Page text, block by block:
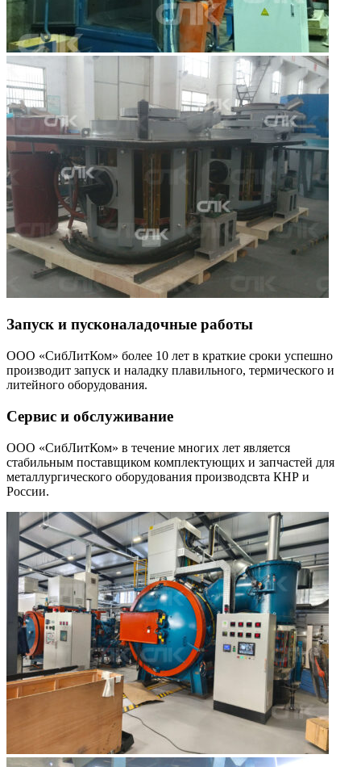
Запуск и пусконаладочные работы
ООО «СибЛитКом» более 10 лет в краткие сроки успешно
производит запуск и наладку плавильного, термического и
литейного оборудования.
Сервис и обслуживание
ООО «СибЛитКом» в течение многих лет является
стабильным поставщиком комплектующих и запчастей для
металлургического оборудования производсвта КНР и
России.